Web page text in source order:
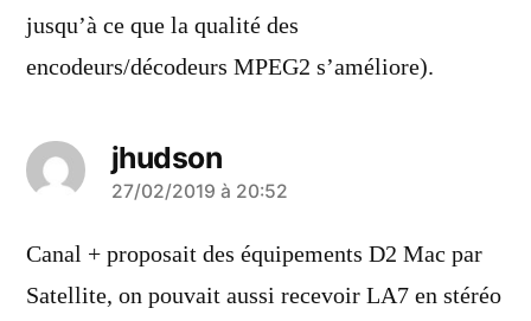
jusqu’à ce que la qualité des
encodeurs/décodeurs MPEG2 s’améliore).
jhudson
a
27/02/2019 à 20:52
Canal + proposait des équipements D2 Mac par
Satellite, on pouvait aussi recevoir LA7 en stéréo